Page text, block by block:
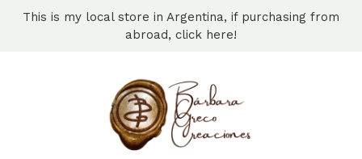
This is my local store in Argentina, if purchasing from
abroad, click here!